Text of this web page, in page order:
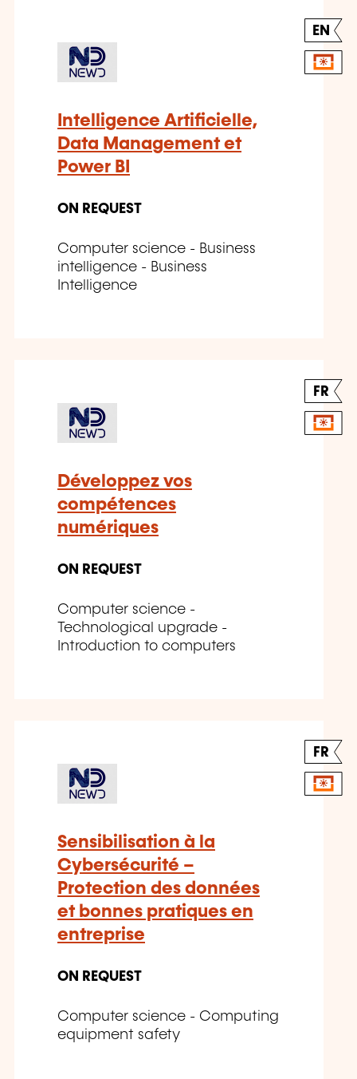
EN
Intelligence Artificielle,
Data Management et
Power BI
ON REQUEST
Computer science - Business
intelligence - Business
Intelligence
FR
Développez vos
compétences
numériques
ON REQUEST
Computer science -
Technological upgrade -
Introduction to computers
FR
Sensibilisation à la
Cybersécurité –
Protection des données
et bonnes pratiques en
entreprise
ON REQUEST
Computer science - Computing
equipment safety